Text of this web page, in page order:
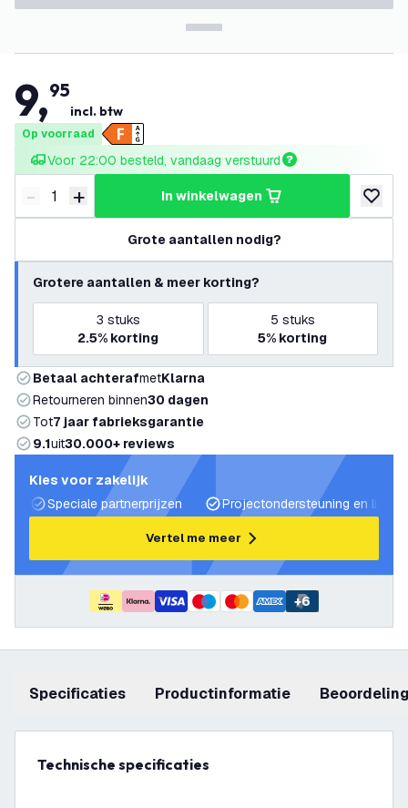
9,95
incl. btw
Op voorraad
Voor 22:00 besteld, vandaag verstuurd
Verminder hoeveelheid
- Verhoog hoeveelheid
+ in winkelwagen
Grote aantallen nodig?
Grotere aantallen & meer korting?
3 stuks
2.5% korting
5 stuks
5% korting
Betaal achterafmetKlarna
Retourneren binnen30 dagen
Tot7 jaar fabrieksgarantie
9.1uit30.000+ reviews
Kies voor zakelijk
Speciale partnerprijzen
Projectondersteuning en
Vertel me meer
+6
Specificaties productinformatie
Technische specificaties